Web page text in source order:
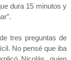
dura 15 minutos y
tres preguntas de
No pensé que iba